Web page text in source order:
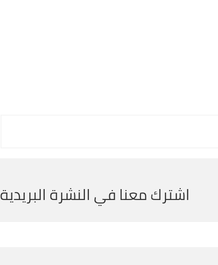
اشترك معنا في النشرة البريدية